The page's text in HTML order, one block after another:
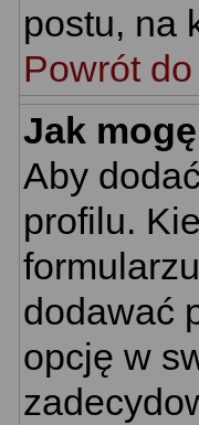
postu, na
Powrót
Jak
Aby
profilu.
dodawać
opcję w